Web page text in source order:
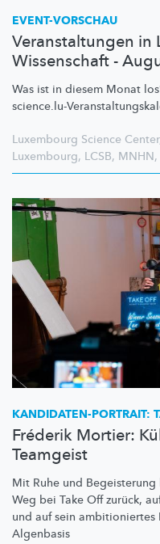
EVENT-VORSCHAU
Veranstaltungen
Wissenschaft -
Was ist in diesem Monat
science.lu-
Luxembourg Science Center
Luxembourg, LCSB, MNHN,
KANDIDATEN-PORTRAIT:
Fréderik Mortier:
Teamgeist
Mit Ruhe und
Weg bei Take Off zurück,
und auf sein ambitioniertes
Algenbasis